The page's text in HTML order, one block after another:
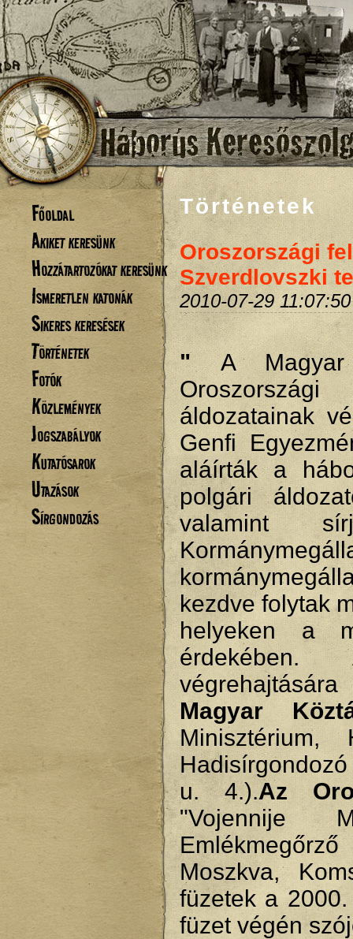
Főoldal
Akiket keresünk
Hozzátartozókat keresünk
Ismeretlen katonák
Sikeres keresések
Történetek
Fotók
Közlemények
Jogszabályok
Kutatósarok
Utazások
Sírgondozás
Történetek
Oroszországi
Szverdlovszki
2010-07-29 11:07:50
" A
áldozatainak
Genfi
aláírták a
polgári
valamint
kezdve folytak
helyeken a
érdekében.
Magyar
u. 4.).Az
"Vojennije
Moszkva,
füzetek a
füzet végén